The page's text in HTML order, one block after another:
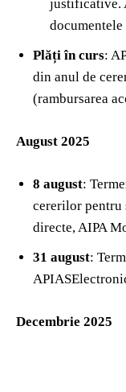
justificative.
Plăți în curs:
din anul de
(rambursarea
August 2025
8 august:
cererilor pentru
directe, AIPA
31 august:
Decembrie 2025